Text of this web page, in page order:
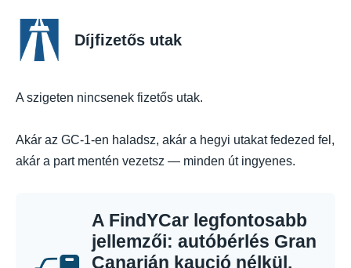
Díjfizetős utak
A szigeten nincsenek fizetős utak.
Akár az GC-1-en haladsz, akár a hegyi utakat fedezed fel,
akár a part mentén vezetsz — minden út ingyenes.
A FindYCar legfontosabb
jellemzői: autóbérlés Gran
Canarián kaució nélkül,